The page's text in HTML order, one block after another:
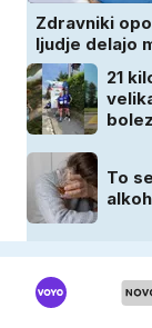
Zdravniki
ljudje delajo
21
To